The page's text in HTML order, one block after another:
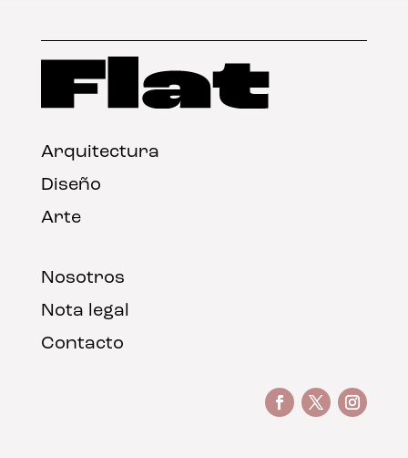
Arquitectura
Diseño
Arte
Nosotros
Nota legal
Contacto